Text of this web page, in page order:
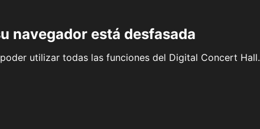
navegador está desfasada
utilizar todas las funciones del Digital Concert Hall.